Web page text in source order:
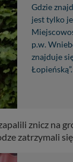
Gdzie
jest tylko
p.w.
znajduje
znicz na
zatrzymali